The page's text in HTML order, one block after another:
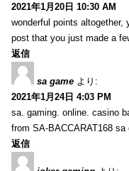
2021年1月20日 10:30 AM
wonderful points altogether,
post that you just made a
返信
sa game より:
2021年1月24日 4:03 PM
sa. gaming. online. casino
from SA-BACCARAT168
返信